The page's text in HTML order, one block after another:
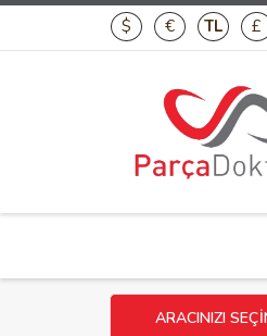
$ € TL £
ARACINIZI